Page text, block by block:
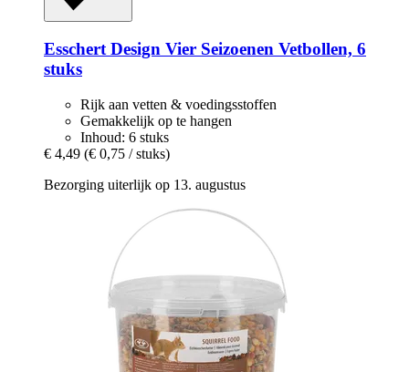
Esschert Design Vier Seizoenen Vetbollen, 6
stuks
Rijk aan vetten & voedingsstoffen
Gemakkelijk op te hangen
Inhoud: 6 stuks
€ 4,49 (€ 0,75 / stuks)
Bezorging uiterlijk op 13. augustus